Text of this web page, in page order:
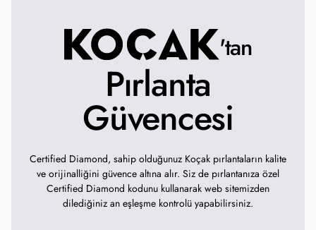
'tan
Pırlanta
Güvencesi
Certified Diamond, sahip olduğunuz Koçak pırlantaların kalite
ve orijinalliğini güvence altına alır. Siz de pırlantanıza özel
Certified Diamond kodunu kullanarak web sitemizden
dilediğiniz an eşleşme kontrolü yapabilirsiniz.